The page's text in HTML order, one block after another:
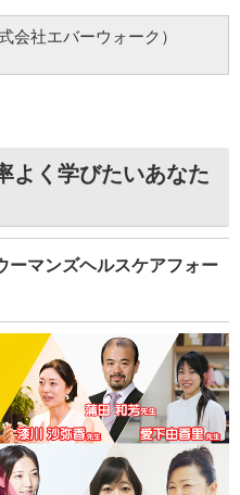
社エバーウォーク）
よく学びたいあなた
ーマンズヘルスケアフォー